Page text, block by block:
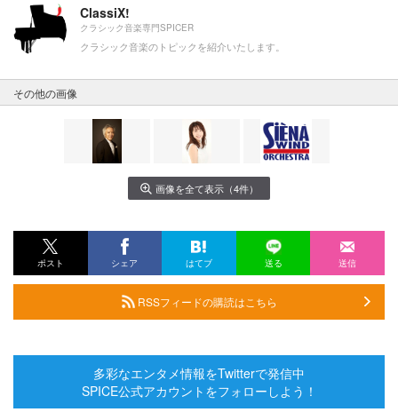
ClassiX!
クラシック音楽専門SPICER
クラシック音楽のトピックを紹介いたします。
その他の画像
画像を全て表示（4件）
ポスト シェア はてブ 送る 送信
RSSフィードの購読はこちら
多彩なエンタメ情報をTwitterで発信中
SPICE公式アカウントをフォローしよう！